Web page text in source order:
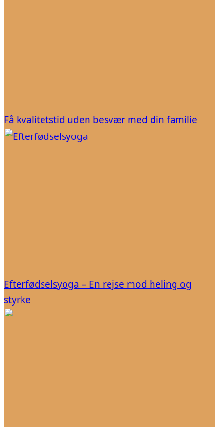
Få kvalitetstid uden besvær med din familie
Efterfødselsyoga – En rejse mod heling og
styrke